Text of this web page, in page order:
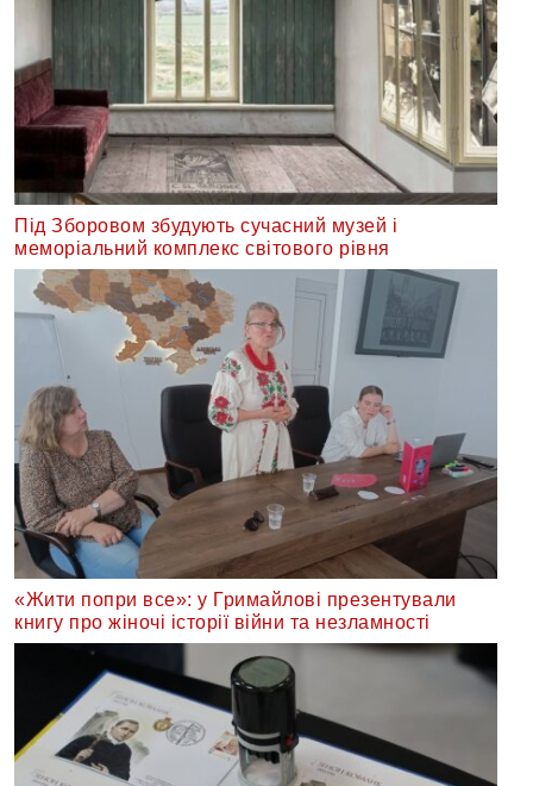
Під Зборовом збудують сучасний музей і
меморіальний комплекс світового рівня
«Жити попри все»: у Гримайлові презентували
книгу про жіночі історії війни та незламності